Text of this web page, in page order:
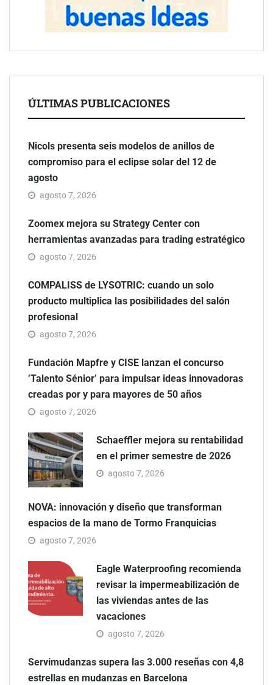
ÚLTIMAS PUBLICACIONES
Nicols presenta seis modelos de anillos de
compromiso para el eclipse solar del 12 de
agosto
agosto 7, 2026
Zoomex mejora su Strategy Center con
herramientas avanzadas para trading estratégico
agosto 7, 2026
COMPALISS de LYSOTRIC: cuando un solo
producto multiplica las posibilidades del salón
profesional
agosto 7, 2026
Fundación Mapfre y CISE lanzan el concurso
‘Talento Sénior’ para impulsar ideas innovadoras
creadas por y para mayores de 50 años
agosto 7, 2026
Schaeffler mejora su rentabilidad
en el primer semestre de 2026
agosto 7, 2026
NOVA: innovación y diseño que transforman
espacios de la mano de Tormo Franquicias
agosto 7, 2026
Eagle Waterproofing recomienda
revisar la impermeabilización de
las viviendas antes de las
vacaciones
agosto 7, 2026
Servimudanzas supera las 3.000 reseñas con 4,8
estrellas en mudanzas en Barcelona